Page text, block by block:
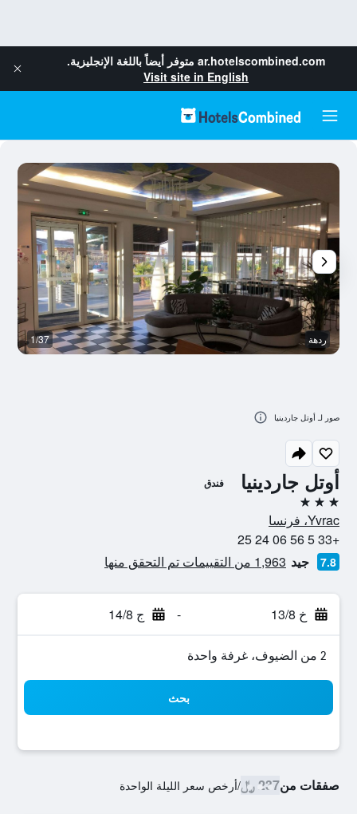
ar.hotelscombined.com متوفر أيضاً باللغة الإنجليزية.
Visit site in English
أوتل جاردينيا فندق
3 نجوم
Yvrac، فرنسا
+33 5 56 06 24 25
7.8 جيد 1,963 من التقييمات تم التحقق منها
خ 13/8 - ج 14/8
2 من الضيوف، غرفة واحدة
بحث
صفقات من237 ﷼ /أرخص سعر الليلة الواحدة
ردهة 1/37
صور لـ أوتل جاردينيا